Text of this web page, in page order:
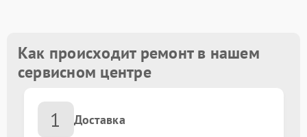
Замена USB порта
Замена порта VGA
Замена сокета
Как происходит ремонт в нашем
сервисном центре
1 Доставка